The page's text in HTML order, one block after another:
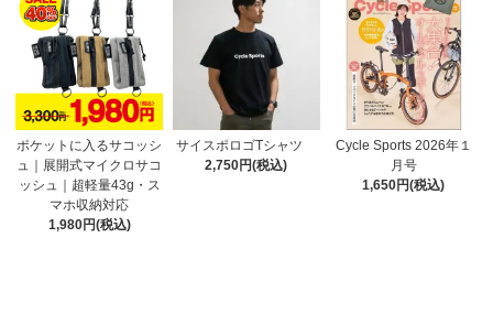
ポケットに入るサコッシ
ュ｜展開式マイクロサコ
ッシュ｜超軽量43g・ス
マホ収納対応
1,980円(税込)
サイスポロゴTシャツ
2,750円(税込)
Cycle Sports 2026年１
月号
1,650円(税込)